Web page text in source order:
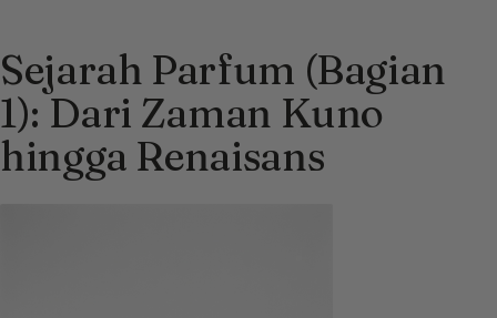
Sejarah Parfum (Bagian
1): Dari Zaman Kuno
hingga Renaisans